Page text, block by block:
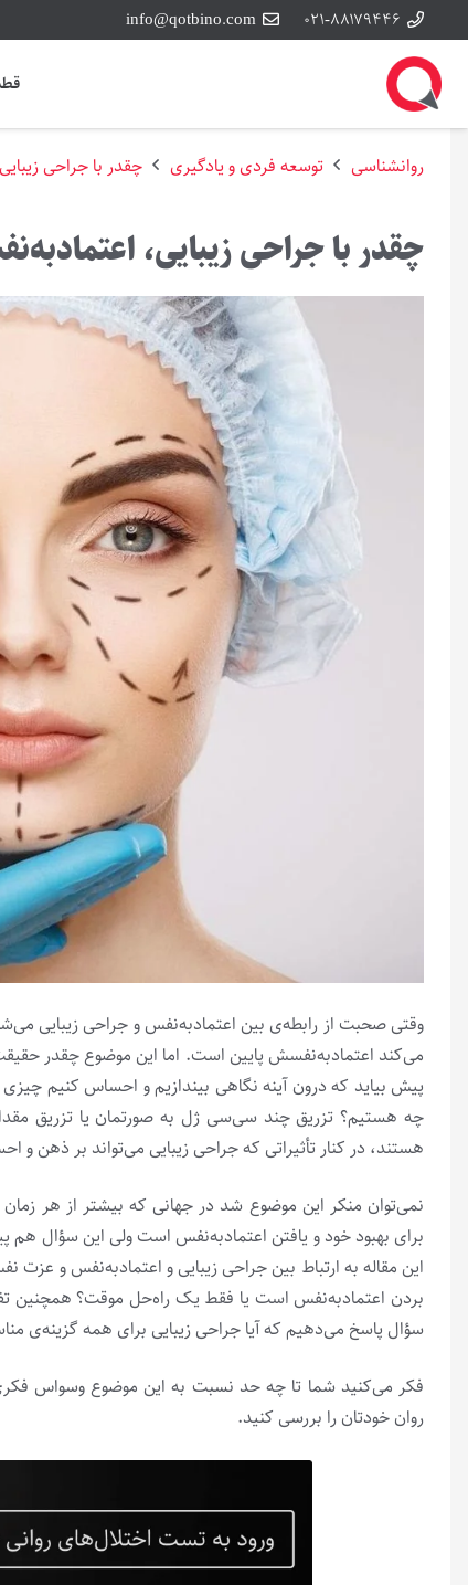
۰۲۱-۸۸۱۷۹۴۴۶ info@qotbino.com
روانشناسی توسعه فردی و یادگیری چقدر با جراحی
چقدر با جراحی زیبایی،
وقتی صحبت از رابطه‌ی بین اعتمادبه‌نفس و جراحی زیبایی
می‌کند اعتمادبه‌نفسش پایین است. اما این موضوع چقدر
پیش بیاید که درون آینه نگاهی بیندازیم و احساس کنیم
چه هستیم؟ تزریق چند سی‌سی ژل به صورتمان یا تزریق
هستند، در کنار تأثیراتی که جراحی زیبایی می‌تواند بر ذهن
نمی‌توان منکر این موضوع شد در جهانی که بیشتر از هر
برای بهبود خود و یافتن اعتمادبه‌نفس است ولی این سؤال
این مقاله به ارتباط بین جراحی زیبایی و اعتمادبه‌نفس و عزت
بردن اعتمادبه‌نفس است یا فقط یک راه‌حل موقت؟ همچنین
سؤال پاسخ می‌دهیم که آیا جراحی زیبایی برای همه گزینه‌ی
فکر می‌کنید شما تا چه حد نسبت به این موضوع وسواس
روان خودتان را بررسی کنید.